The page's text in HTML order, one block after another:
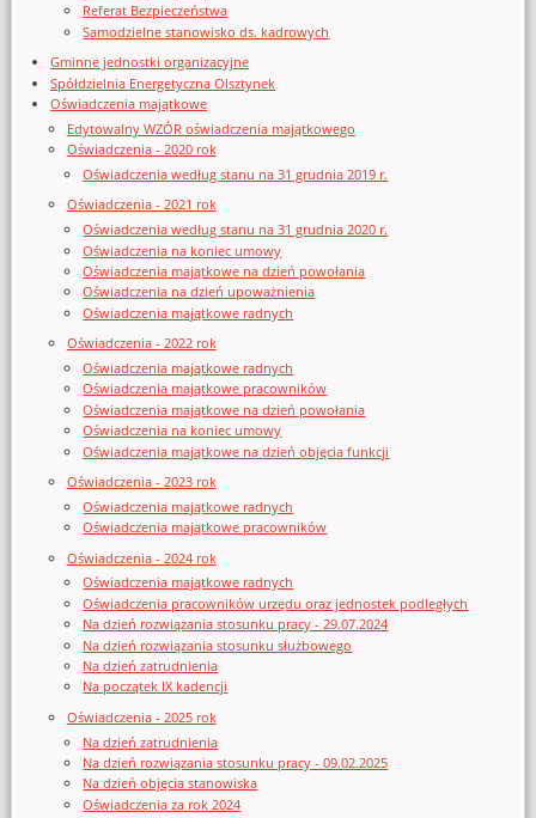
Referat Bezpieczeństwa
Samodzielne stanowisko ds. kadrowych
Gminne jednostki organizacyjne
Spółdzielnia Energetyczna Olsztynek
Oświadczenia majątkowe
Edytowalny WZÓR oświadczenia majątkowego
Oświadczenia - 2020 rok
Oświadczenia według stanu na 31 grudnia 2019 r.
Oświadczenia - 2021 rok
Oświadczenia według stanu na 31 grudnia 2020 r.
Oświadczenia na koniec umowy
Oświadczenia majątkowe na dzień powołania
Oświadczenia na dzień upoważnienia
Oświadczenia majątkowe radnych
Oświadczenia - 2022 rok
Oświadczenia majątkowe radnych
Oświadczenia majątkowe pracowników
Oświadczenia majątkowe na dzień powołania
Oświadczenia na koniec umowy
Oświadczenia majątkowe na dzień objęcia funkcji
Oświadczenia - 2023 rok
Oświadczenia majątkowe radnych
Oświadczenia majątkowe pracowników
Oświadczenia - 2024 rok
Oświadczenia majątkowe radnych
Oświadczenia pracowników urzędu oraz jednostek podległych
Na dzień rozwiązania stosunku pracy - 29.07.2024
Na dzień rozwiązania stosunku służbowego
Na dzień zatrudnienia
Na początek IX kadencji
Oświadczenia - 2025 rok
Na dzień zatrudnienia
Na dzień rozwiązania stosunku pracy - 09.02.2025
Na dzień objęcia stanowiska
Oświadczenia za rok 2024